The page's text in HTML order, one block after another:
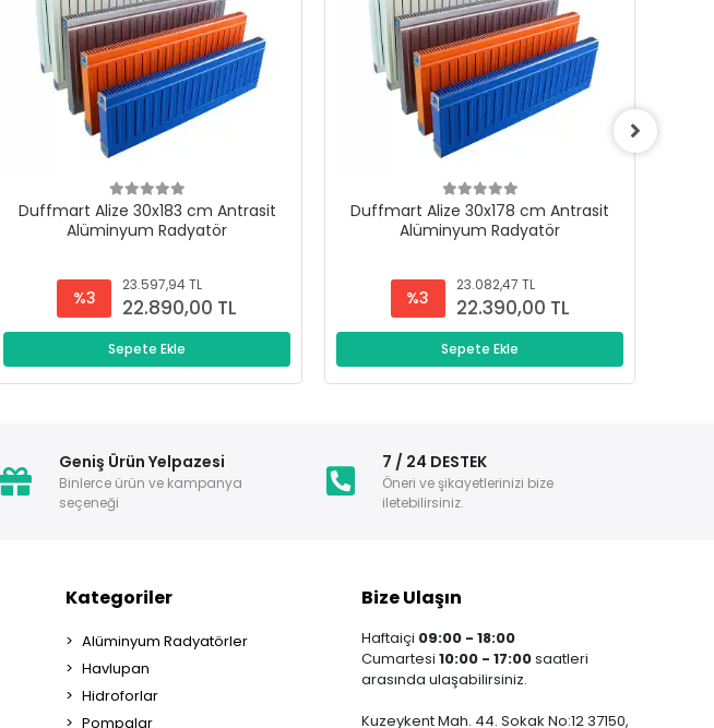
Duffmart Alize 30x183 cm Antrasit
Alüminyum Radyatör
%3
23.597,94 TL
22.890,00 TL
Sepete Ekle
Duffmart Alize 30x178 cm Antrasit
Alüminyum Radyatör
%3
23.082,47 TL
22.390,00 TL
Sepete Ekle
Geniş Ürün Yelpazesi
Binlerce ürün ve kampanya
seçeneği
7 / 24 DESTEK
Öneri ve şikayetlerinizi bize
iletebilirsiniz.
Kategoriler
Alüminyum Radyatörler
Havlupan
Hidroforlar
Pompalar
Bize Ulaşın
Haftaiçi 09:00 - 18:00
Cumartesi 10:00 - 17:00saatleri
arasında ulaşabilirsiniz.
Kuzeykent Mah. 44. Sokak No:12 37150,